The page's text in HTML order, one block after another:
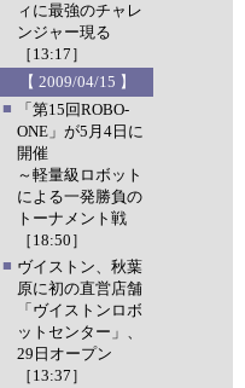
ィに最強のチャレ
ンジャー現る
［13:17］
【 2009/04/15 】
■
「第15回ROBO-
ONE」が5月4日に
開催
～軽量級ロボット
による一発勝負の
トーナメント戦
［18:50］
■ ヴイストン、秋葉
原に初の直営店舗
「ヴイストンロボ
ットセンター」、
29日オープン
［13:37］